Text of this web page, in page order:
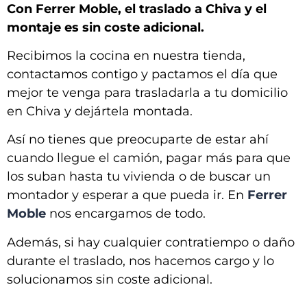
Con Ferrer Moble, el traslado a Chiva y el
montaje es sin coste adicional.
Recibimos la cocina en nuestra tienda,
contactamos contigo y pactamos el día que
mejor te venga para trasladarla a tu domicilio
en Chiva y dejártela montada.
Así no tienes que preocuparte de estar ahí
cuando llegue el camión, pagar más para que
los suban hasta tu vivienda o de buscar un
montador y esperar a que pueda ir. En Ferrer
Moble nos encargamos de todo.
Además, si hay cualquier contratiempo o daño
durante el traslado, nos hacemos cargo y lo
solucionamos sin coste adicional.